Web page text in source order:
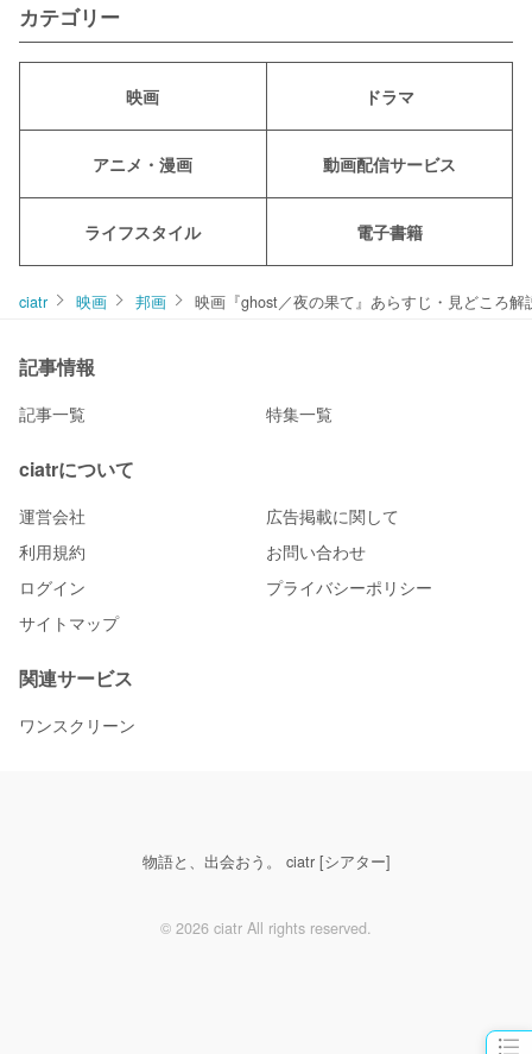
カテゴリー
映画 ドラマ
アニメ・漫画 動画配信サービス
ライフスタイル 電子書籍
ciatr 映画 邦画 映画『ghost／夜の果て』あらすじ・見どころ
記事情報
記事一覧 特集一覧
ciatrについて
運営会社
広告掲載に関して
利用規約
お問い合わせ
ログイン
プライバシーポリシー
サイトマップ
関連サービス
ワンスクリーン
物語と、出会おう。 ciatr [シアター]
© 2026 ciatr All rights reserved.